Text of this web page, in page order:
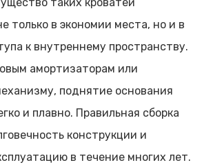
таких кроватей
только в экономии места, но и в
к внутреннему пространству.
амортизаторам или
поднятие основания
и плавно. Правильная сборка
конструкции и
в течение многих лет.